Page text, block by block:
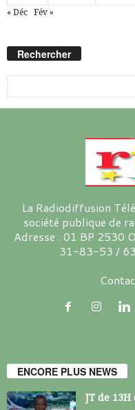
« Déc Fév »
Rechercher
La Radiodiffusion
société publique de
Adresse : 01 BP 2530
31-83-53 /
ENCORE PLUS NEWS
JT de